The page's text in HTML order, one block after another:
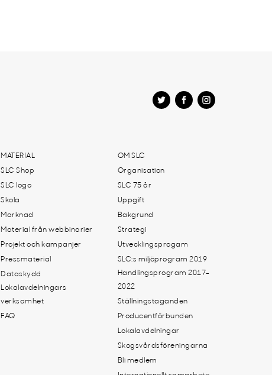
MATERIAL
SLC Shop
SLC logo
Skola
Marknad
Material från webbinarier
Projekt och kampanjer
Pressmaterial
Dataskydd
Lokalavdelningars
verksamhet
FAQ
OM SLC
Organisation
SLC 75 år
Uppgift
Bakgrund
Strategi
Utvecklingsprogam
SLC:s miljöprogram 2019
Handlingsprogram 2017-
2022
Ställningstaganden
Producentförbunden
Lokalavdelningar
Skogsvårdsföreningarna
Bli medlem